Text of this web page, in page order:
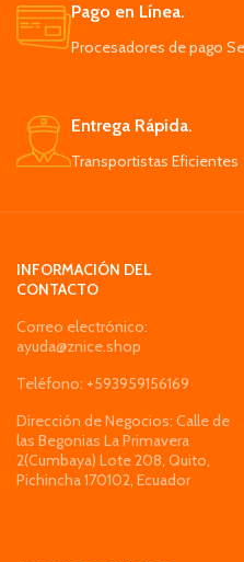
Pago en Línea.
Procesadores de pago
Entrega Rápida.
Transportistas Eficientes
INFORMACIÓN DEL
CONTACTO
Correo electrónico:
ayuda@znice.shop
Teléfono: +593959156169
Dirección de Negocios: Calle de
las Begonias La Primavera
2(Cumbaya) Lote 208, Quito,
Pichincha 170102, Ecuador